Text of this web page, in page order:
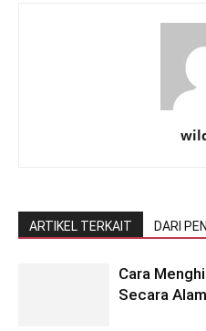
ARTIKEL TERKAIT DARI
Cara
Secara